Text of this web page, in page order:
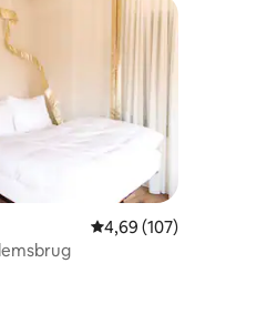
de 25 commentaires : 5 sur 5
Évaluation moyenne
4,69 (107)